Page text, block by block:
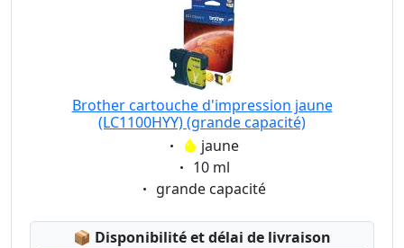
Brother cartouche d'impression jaune
(LC1100HYY) (grande capacité)
Eigenschaft:
jaune
Eigenschaft:
10 ml
Eigenschaft:
grande capacité
📦 Lagerstatus:
Disponibilité et délai de livraison